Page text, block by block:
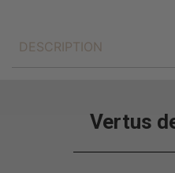
DESCRIPTION
Vertus